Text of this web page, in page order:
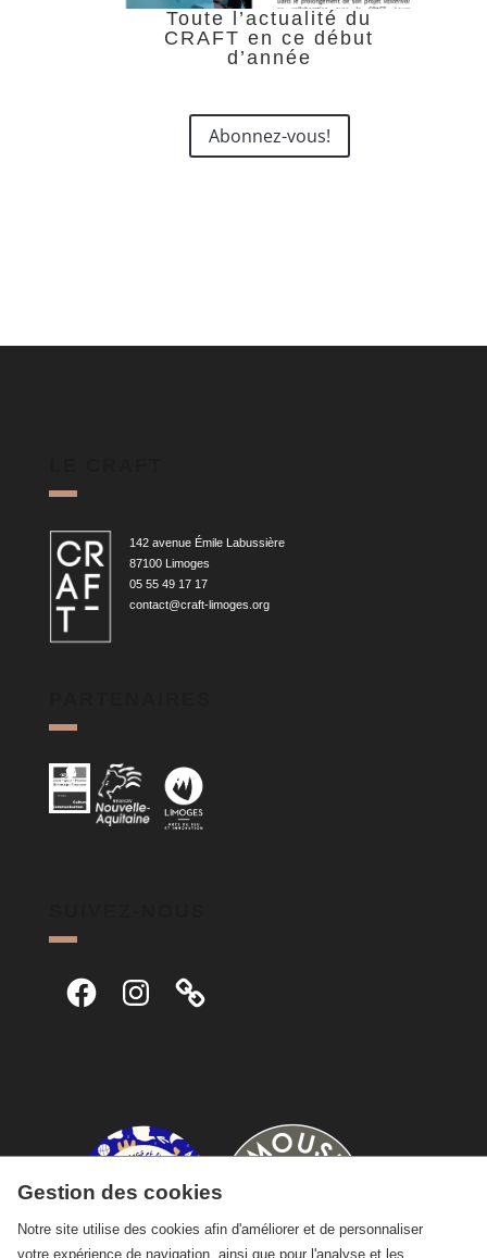
Toute l’actualité du
CRAFT en ce début
d’année
Abonnez-vous!
142 avenue Émile Labussière
87100 Limoges
05 55 49 17 17
contact@craft-limoges.org
FacebookInstagram
Gestion des cookies
Notre site utilise des cookies afin d'améliorer et de personnaliser
votre expérience de navigation, ainsi que pour l'analyse et les